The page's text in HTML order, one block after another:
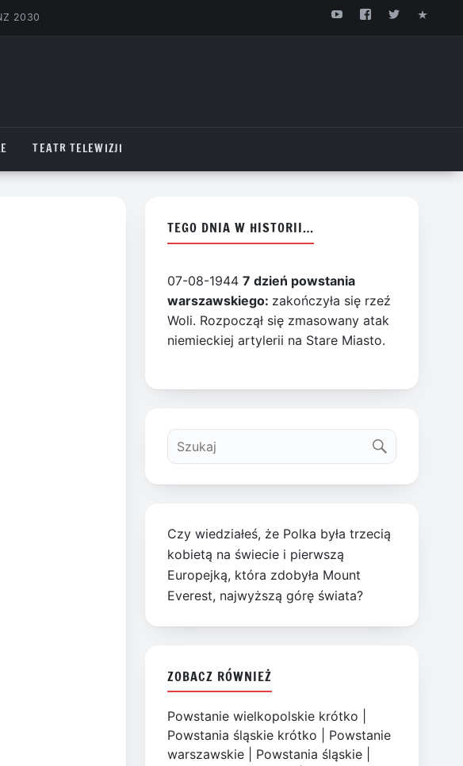
2030
TEATR TELEWIZJI
TEGO DNIA W HISTORII…
07-08-19447 dzień powstania
warszawskiego: zakończyła się rzeź
Woli. Rozpoczął się zmasowany atak
niemieckiej artylerii na Stare Miasto.
Czy wiedziałeś, że Polka była trzecią
kobietą na świecie i pierwszą
Europejką, która zdobyła Mount
Everest, najwyższą górę świata?
ZOBACZ RÓWNIEŻ
Powstanie wielkopolskie krótko
Powstania śląskie krótko
Powstanie
warszawskie
Powstania śląskie